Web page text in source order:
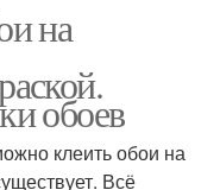
на
обоев
клеить обои на
Всё